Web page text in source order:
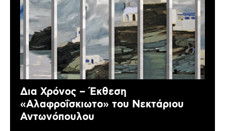
Δια Χρόνος – Έκθεση
«Αλαφροΐσκιωτο» του Νεκτάριου
Αντωνόπουλου